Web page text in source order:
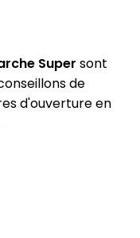
Super sont
de
d'ouverture en